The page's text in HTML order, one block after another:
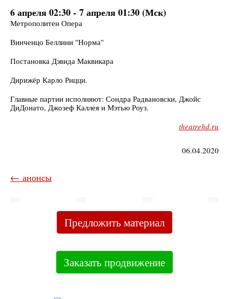
6 апреля 02:30 - 7 апреля 01:30 (Мск)
Метрополитен Опера
Винченцо Беллини "Норма"
Постановка Дэвида Маквикара
Дирижёр Карло Рицци.
Главные партии исполняют: Сондра Радвановски, Джойс
ДиДонато, Джозеф Каллея и Мэтью Роуз.
theatrehd.ru
06.04.2020
← анонсы
Предложить материал
Заказать продвижение